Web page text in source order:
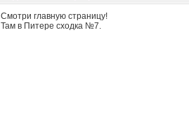
Смотри главную страницу!
Там в Питере сходка №7.